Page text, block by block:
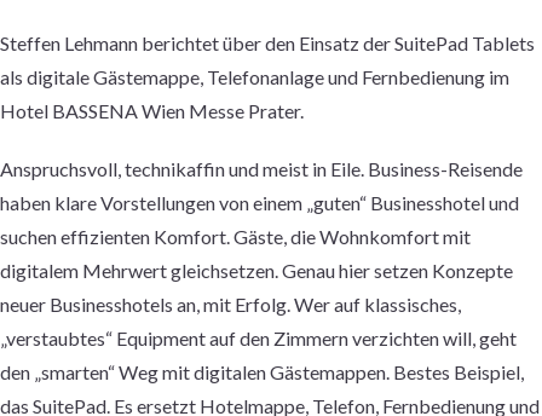
Steffen Lehmann berichtet über den Einsatz der SuitePad Tablets
als digitale Gästemappe, Telefonanlage und Fernbedienung im
Hotel BASSENA Wien Messe Prater.
Anspruchsvoll, technikaffin und meist in Eile. Business-Reisende
haben klare Vorstellungen von einem „guten“ Businesshotel und
suchen effizienten Komfort. Gäste, die Wohnkomfort mit
digitalem Mehrwert gleichsetzen. Genau hier setzen Konzepte
neuer Businesshotels an, mit Erfolg. Wer auf klassisches,
„verstaubtes“ Equipment auf den Zimmern verzichten will, geht
den „smarten“ Weg mit digitalen Gästemappen. Bestes Beispiel,
das SuitePad. Es ersetzt Hotelmappe, Telefon, Fernbedienung und